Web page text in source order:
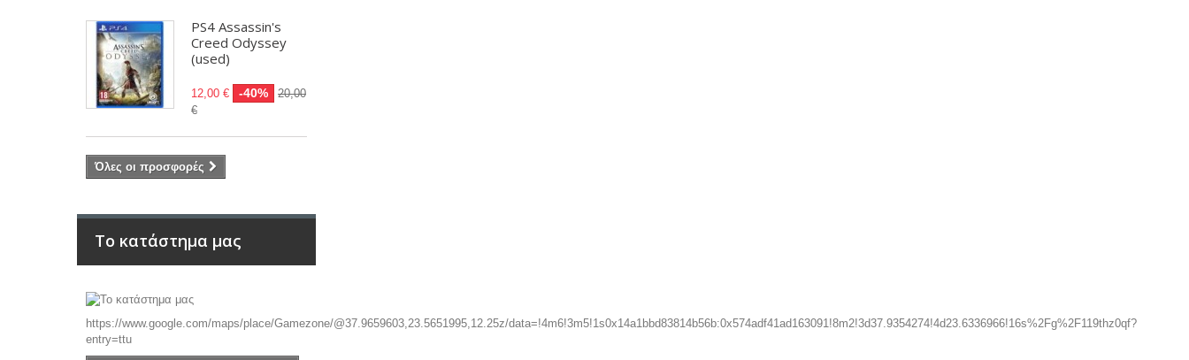
PS4 Assassin's
Creed Odyssey
(used)
12,00 € -40%
20,00
€
Όλες οι προσφορές
Το κατάστημα μας
https://www.google.com/maps/place/Gamezone/@37.9659603,23.5651995,12.25z/data=!4m6!3m5!1s0x14a1bbd83814b56b:0x574adf41ad163091!8m2!3d37.9354274!4d23.6336966!16s%2Fg%2F119thz0qf?
entry=ttu